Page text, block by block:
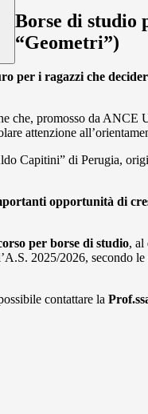
Borse di studio
“Geometri”)
per i ragazzi che
che, promosso da
attenzione
Capitini” di Perugia,
opportunità di
per borse di studio, al
2025/2026, secondo
contattare la